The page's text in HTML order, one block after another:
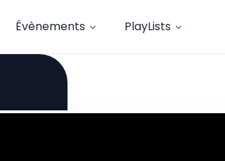
Évènements PlayLists